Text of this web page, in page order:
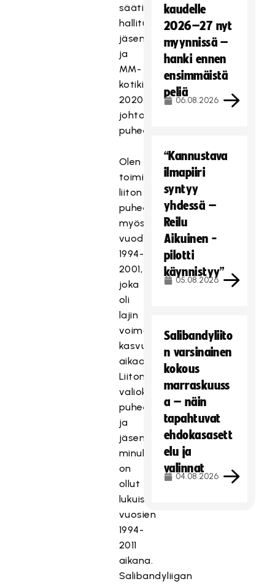
säätiön
hallituksen
jäsenenä
ja
MM-
kotikisojen
2020
johtoryhmän
puheenjohtajana.
Olen
toiminut
liiton
puheenjohtajana
myös
vuodet
1994-
2001,
joka
oli
lajin
voimakkaan
kasvun
aikaa.
Liiton
valiokuntien
puheenjohtajuuksia
ja
jäsenyyksiä
minulla
on
ollut
lukuisia
vuosien
1994-
2011
aikana.
Salibandyliigan
kaudelle
2026–27 nyt
myynnissä –
hanki ennen
ensimmäistä
peliä
06.08.2026
“Kannustava
ilmapiiri
syntyy
yhdessä –
Reilu
Aikuinen -
pilotti
käynnistyy”
05.08.2026
Salibandyliito
n varsinainen
kokous
marraskuuss
a – näin
tapahtuvat
ehdokasasett
elu ja
valinnat
04.08.2026